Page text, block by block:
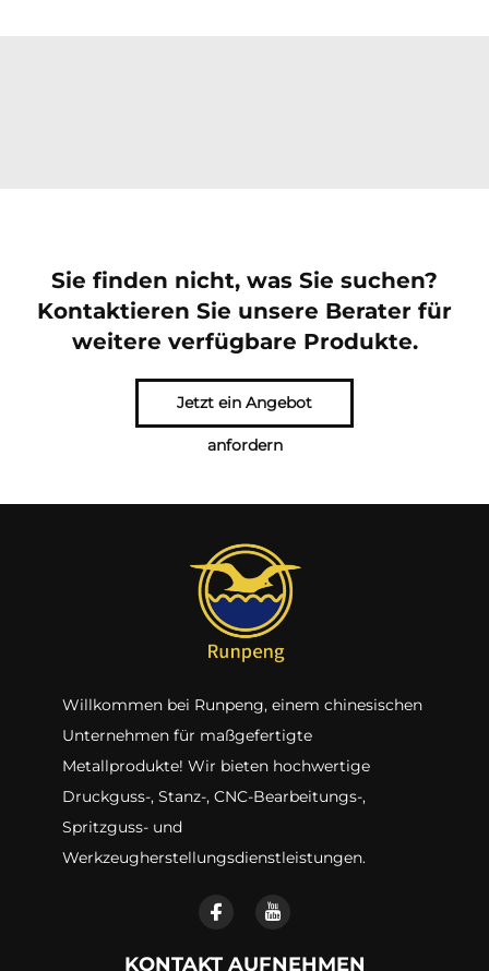
Sie finden nicht, was Sie suchen?
Kontaktieren Sie unsere Berater für
weitere verfügbare Produkte.
Jetzt ein Angebot
anfordern
Willkommen bei Runpeng, einem chinesischen
Unternehmen für maßgefertigte
Metallprodukte! Wir bieten hochwertige
Druckguss-, Stanz-, CNC-Bearbeitungs-,
Spritzguss- und
Werkzeugherstellungsdienstleistungen.
KONTAKT AUFNEHMEN